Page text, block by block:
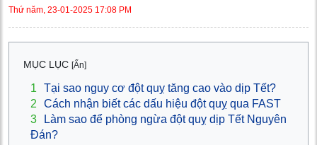
Thứ năm, 23-01-2025 17:08 PM
MỤC LỤC [Ẩn]
1
Tại sao nguy cơ đột quỵ tăng cao vào dịp Tết?
2
Cách nhận biết các dấu hiệu đột quỵ qua FAST
3
Làm sao để phòng ngừa đột quỵ dịp Tết Nguyên
Đán?